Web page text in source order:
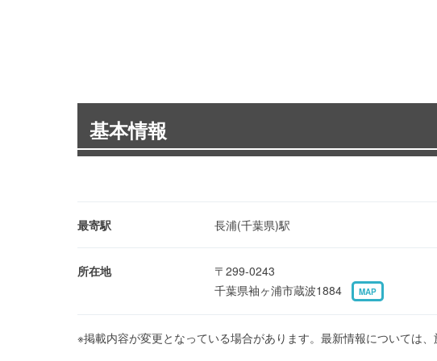
基本情報
最寄駅 長浦(千葉県)駅
所在地
〒299-0243
千葉県袖ヶ浦市蔵波1884
MAP
※掲載内容が変更となっている場合があります。最新情報については